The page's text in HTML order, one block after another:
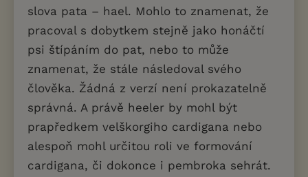
slova pata – hael. Mohlo to znamenat, že
pracoval s dobytkem stejně jako honáčtí
psi štípáním do pat, nebo to může
znamenat, že stále následoval svého
člověka. Žádná z verzí není prokazatelně
správná. A právě heeler by mohl být
prapředkem velškorgiho cardigana nebo
alespoň mohl určitou roli ve formování
cardigana, či dokonce i pembroka sehrát.